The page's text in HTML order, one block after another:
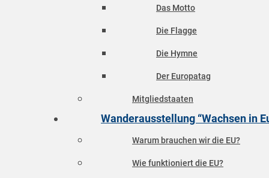
Das Motto
Die Flagge
Die Hymne
Der Europatag
Mitgliedstaaten
Wanderausstellung “Wachsen in
Warum brauchen wir die EU?
Wie funktioniert die EU?